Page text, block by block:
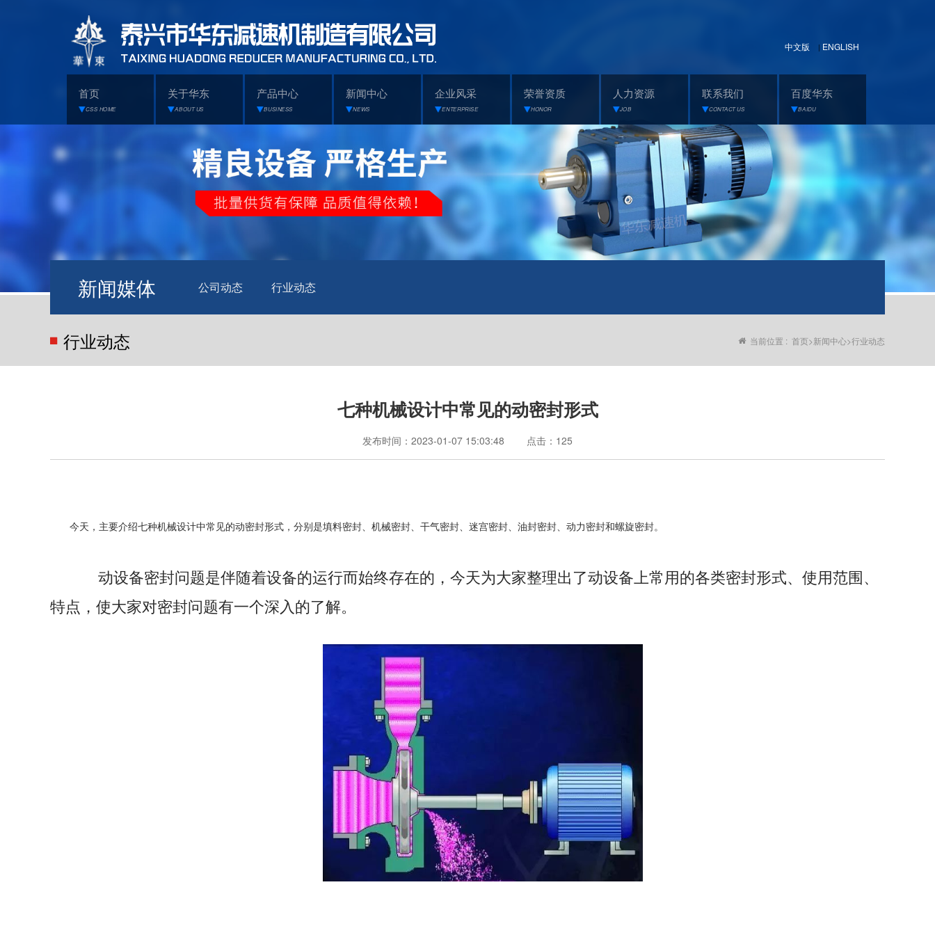
中文版 | ENGLISH
首页
CSS HOME
关于华东
ABOUT US
产品中心
BUSINESS
新闻中心
NEWS
企业风采
ENTERPRISE
荣誉资质
HONOR
人力资源
JOB
联系我们
CONTACT US
百度华东
BAIDU
新闻媒体 公司动态 行业动态
行业动态 当前位置 : 首页>新闻中心>行业动态
七种机械设计中常见的动密封形式
发布时间： 2023-01-07 15:03:48 点击： 125
今天，主要介绍七种机械设计中常见的动密封形式，分别是填料密封、机械密封、干气密封、迷宫密封、油封密封、动力密封和螺旋密封。
动设备密封问题是伴随着设备的运行而始终存在的，今天为大家整理出了动设备上常用的各类密封形式、使用范围、
特点，使大家对密封问题有一个深入的了解。